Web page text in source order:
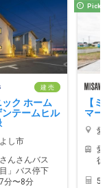
建 売
ック ホーム
ンテームヒル
し市
んさんバス
」バス停下
分〜8分
Pick
【
マー
愛
愛
徒